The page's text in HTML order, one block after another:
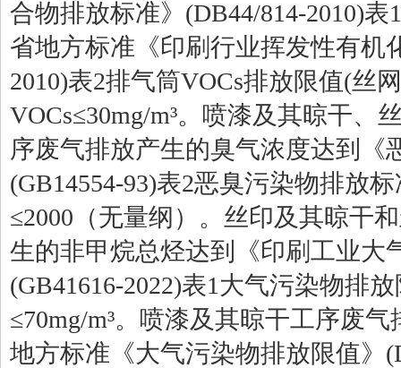
合物排放标准》 (DB44/814-2010)表1
省地方标准《印刷行业挥发性有机
2010)表2排气筒VOCs排放限值(丝
VOCs≤30mg/m³。喷漆及其晾干、
序废气排放产生的臭气浓度达到《
(GB14554-93)表2恶臭污染物排放
≤2000 （无量纲）。丝印及其晾干
生的非甲烷总烃达到《印刷工业大
(GB41616-2022)表1 大气污染物排
≤70mg/m³。喷漆及其晾干工序废
地方标准《大气污染物排放限值》